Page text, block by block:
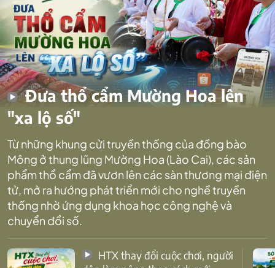
Đưa thổ cẩm Mường Hoa lên
"xa lộ số"
Từ những khung cửi truyền thống của đồng bào
Mông ở thung lũng Mường Hoa (Lào Cai), các sản
phẩm thổ cẩm đã vươn lên các sàn thương mại điện
tử, mở ra hướng phát triển mới cho nghề truyền
thống nhờ ứng dụng khoa học công nghệ và
chuyển đổi số.